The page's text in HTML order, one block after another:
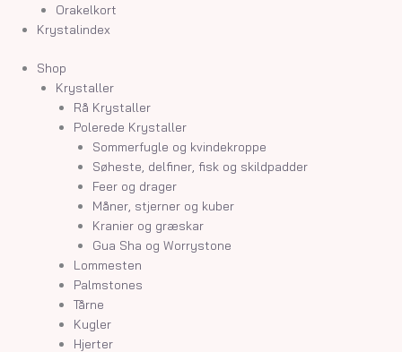
Orakelkort
Krystalindex
Shop
Krystaller
Rå Krystaller
Polerede Krystaller
Sommerfugle og kvindekroppe
Søheste, delfiner, fisk og skildpadder
Feer og drager
Måner, stjerner og kuber
Kranier og græskar
Gua Sha og Worrystone
Lommesten
Palmstones
Tårne
Kugler
Hjerter